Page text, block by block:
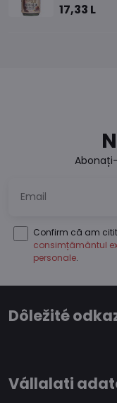
17,33 L
Confirm că am citit
consimțământul
personale.
Dôležité
Vállalati